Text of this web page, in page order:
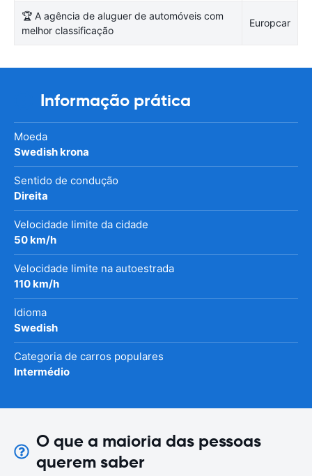
🏆 A agência de aluguer de automóveis com
melhor classificação
Europcar
Informação prática
Moeda
Swedish krona
Sentido de condução
Direita
Velocidade limite da cidade
50 km/h
Velocidade limite na autoestrada
110 km/h
Idioma
Swedish
Categoria de carros populares
Intermédio
O que a maioria das pessoas
querem saber